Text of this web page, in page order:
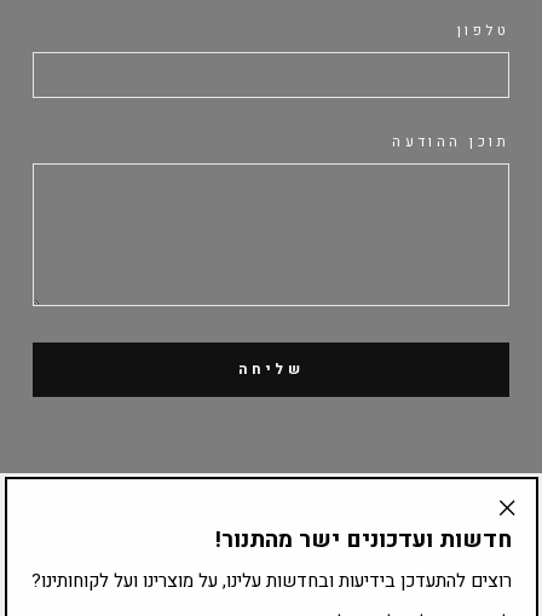
טלפון
תוכן ההודעה
שליחה
קטלוג מוצרים
ציוד לפי עיסוק
חדשות ועדכונים ישר מהתנור!
רוצים להתעדכן בידיעות ובחדשות עלינו, על מוצרינו ועל לקוחותינו?
"Translation
he.general.accessibility.close_modal"